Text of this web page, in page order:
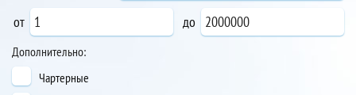
от до
Дополнительно:
Чартерные